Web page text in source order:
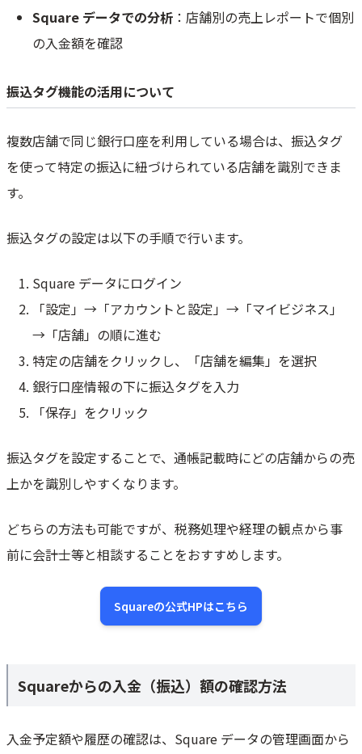
Square データでの分析 ：店舗別の売上レポートで個別
の入金額を確認
振込タグ機能の活用について
複数店舗で同じ銀行口座を利用している場合は、振込タグ
を使って特定の振込に紐づけられている店舗を識別できま
す。
振込タグの設定は以下の手順で行います。
Square データにログイン
「設定」→「アカウントと設定」→「マイビジネス」
→「店舗」の順に進む
特定の店舗をクリックし、「店舗を編集」を選択
銀行口座情報の下に振込タグを入力
「保存」をクリック
振込タグを設定することで、通帳記載時にどの店舗からの売
上かを識別しやすくなります。
どちらの方法も可能ですが、税務処理や経理の観点から事
前に会計士等と相談することをおすすめします。
Squareの公式HPはこちら
Squareからの入金（振込）額の確認方法
入金予定額や履歴の確認は、Square データの管理画面から